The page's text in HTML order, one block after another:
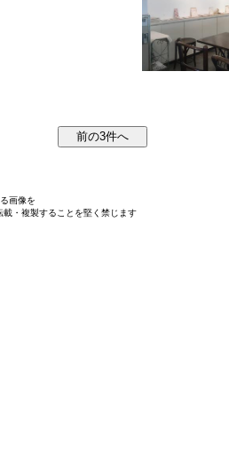
画像を
載・複製することを堅く禁じます